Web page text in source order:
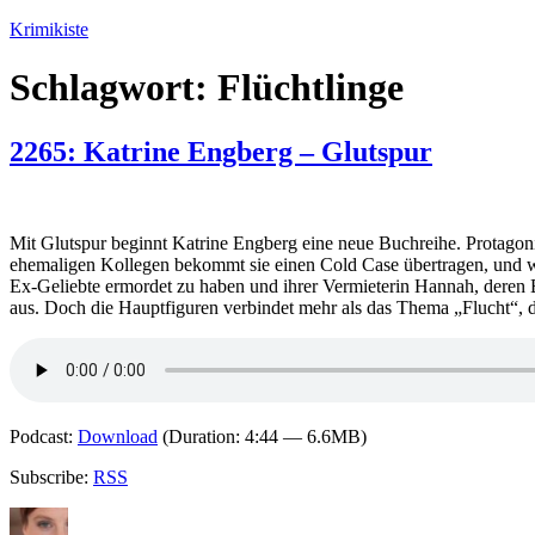
Zum
springen
Krimikiste
Schlagwort: Flüchtlinge
2265: Katrine Engberg – Glutspur
Mit Glutspur beginnt Katrine Engberg eine neue Buchreihe.
ehemaligen Kollegen bekommt sie einen Cold Case übertragen,
Ex-Geliebte ermordet zu haben und ihrer Vermieterin Hannah,
aus. Doch die Hauptfiguren verbindet mehr als das Thema
Podcast: Download (Duration: 4:44 — 6.6MB)
Subscribe: RSS
Autor